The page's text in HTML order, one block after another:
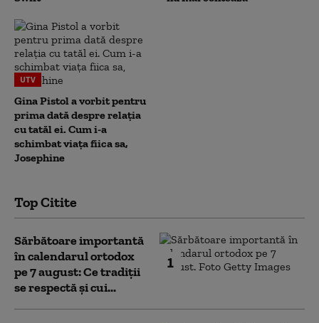
UTV
Gina Pistol a vorbit pentru
prima dată despre relația
cu tatăl ei. Cum i-a
schimbat viața fiica sa,
Josephine
Top Citite
1
Sărbătoare importantă
în calendarul ortodox
pe 7 august: Ce tradiții
se respectă și cui...